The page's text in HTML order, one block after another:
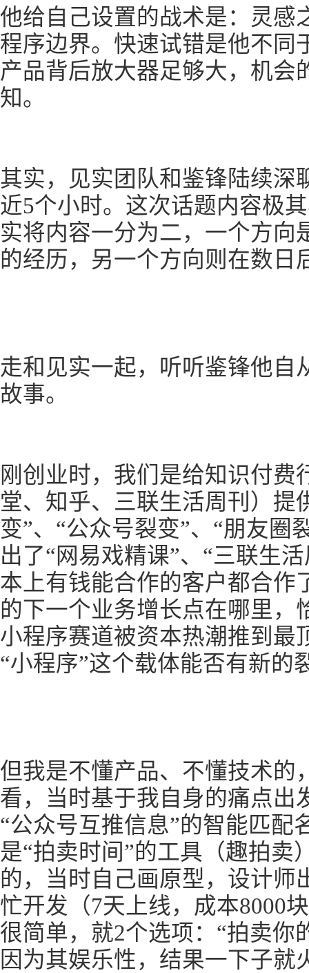
他给自己设置的战术是：灵感
程序边界。快速试错是他不同
产品背后放大器足够大，机会
知。
其实，见实团队和鉴锋陆续深
近5个小时。这次话题内容极
实将内容一分为二，一个方向
的经历，另一个方向则在数日
走和见实一起，听听鉴锋他自
故事。
刚创业时，我们是给知识付费
堂、知乎、三联生活周刊）提
变”、“公众号裂变”、“朋友圈
出了“网易戏精课”、“三联生
本上有钱能合作的客户都合作
的下一个业务增长点在哪里，
小程序赛道被资本热潮推到最
“小程序”这个载体能否有新的
但我是不懂产品、不懂技术的
看，当时基于我自身的痛点出
“公众号互推信息”的智能匹配
是“拍卖时间”的工具（趣拍卖
的，当时自己画原型，设计师
忙开发（7天上线，成本8000
很简单，就2个选项：“拍卖你
因为其娱乐性，结果一下子就